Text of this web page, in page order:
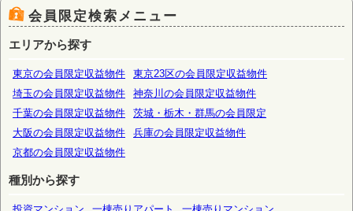
会員限定検索メニュー
エリアから探す
東京の会員限定収益物件
東京23区の会員限定収益物件
埼玉の会員限定収益物件
神奈川の会員限定収益物件
千葉の会員限定収益物件
茨城・栃木・群馬の会員限定
大阪の会員限定収益物件
兵庫の会員限定収益物件
京都の会員限定収益物件
種別から探す